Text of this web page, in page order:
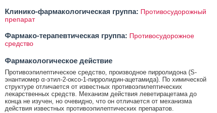
Клинико-фармакологическая группа: Противосудорожный
препарат
Фармако-терапевтическая группа: Противосудорожное
средство
Фармакологическое действие
Противоэпилептическое средство, производное пирролидона (S-
энантиомер α-этил-2-оксо-1-пирролидин-ацетамида). По химической
структуре отличается от известных противоэпилептических
лекарственных средств. Механизм действия леветирацетама до
конца не изучен, но очевидно, что он отличается от механизма
действия известных противоэпилептических препаратов.